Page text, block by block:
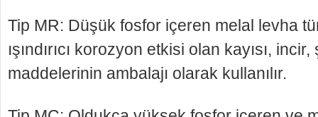
Tip MR: Düşük fosfor içeren melal levha
ışındırıcı korozyon etkisi olan kayısı,
maddelerinin am­balajı olarak kullanılır.